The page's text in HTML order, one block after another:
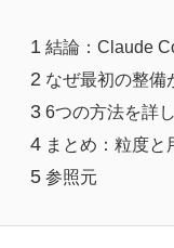
1 結論：Claude
2 なぜ最初の整備
3 6つの方法を詳
4 まとめ：粒度と
5 参照元